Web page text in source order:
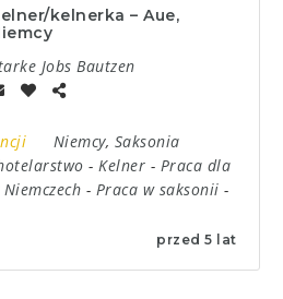
kelnerka – Aue,
przed 5 lat
Jobs Bautzen
Niemcy, Saksonia
- Kelner - Praca dla
- Praca w saksonii -